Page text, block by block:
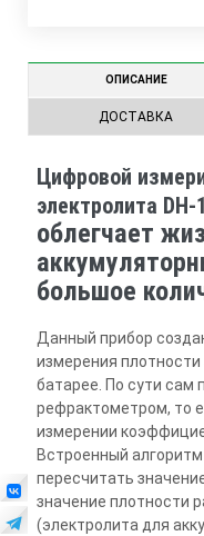
ОПИСАНИЕ
ДОСТАВКА
Цифровой
электролита DH-
облегчает
большое
Данный прибор
измерения
батарее. По сути сам
рефрактометром, то
измерении
Встроенный
пересчитать
значение плотности
(электролита для